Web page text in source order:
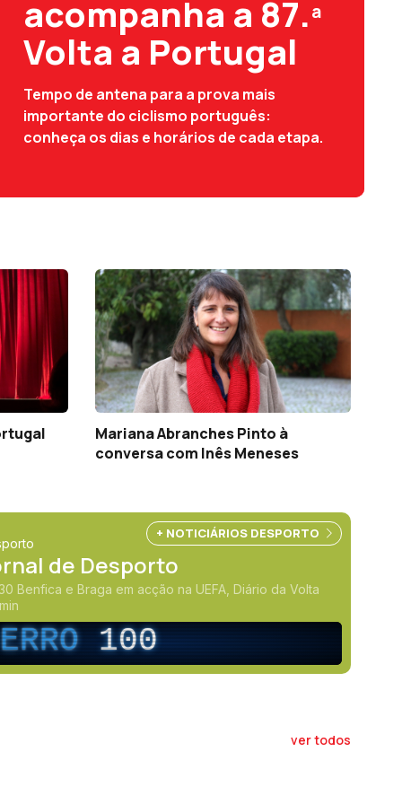
acompanha a 87.ª
Volta a Portugal
Tempo de antena para a prova mais
importante do ciclismo português:
conheça os dias e horários de cada etapa.
Mariana Abranches Pinto à
conversa com Inês Meneses
de Desporto
Benfica e Braga em acção na UEFA, Diário da Volta
ERRO 100
+ NOTICIÁRIOS DESPORTO
ver todos